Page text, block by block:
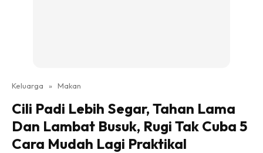
Keluarga » Makan
Cili Padi Lebih Segar, Tahan Lama
Dan Lambat Busuk, Rugi Tak Cuba 5
Cara Mudah Lagi Praktikal